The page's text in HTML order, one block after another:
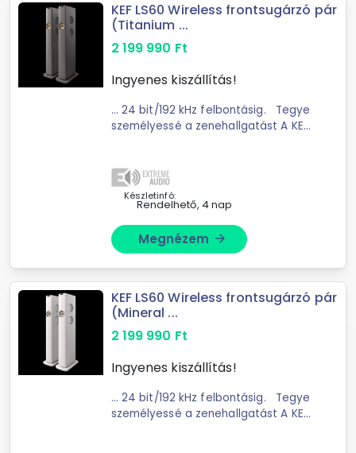
KEF LS60 Wireless frontsugárzó pár
(Titanium ...
2 199 990 Ft
Ingyenes kiszállítás!
... 24 bit/192 kHz felbontásig. Tegye
személyessé a zenehallgatást A KEF
finomhangolhatja LS60 Wireless
hangszóróját ...
Készletinfó:
Rendelhető, 4 nap
Megnézem arrow_forward
KEF LS60 Wireless frontsugárzó pár
(Mineral ...
2 199 990 Ft
Ingyenes kiszállítás!
... 24 bit/192 kHz felbontásig. Tegye
személyessé a zenehallgatást A KEF